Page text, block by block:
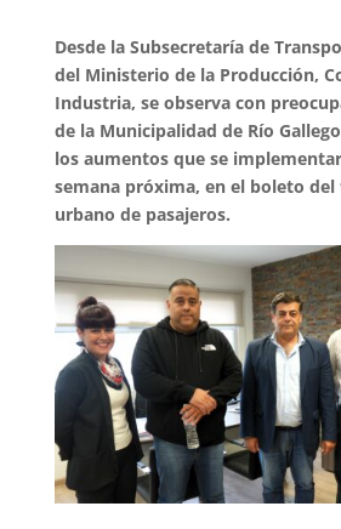
Desde la Subsecretaría de
del Ministerio de la Producción,
Industria, se observa con
de la Municipalidad de Río
los aumentos que se
semana próxima, en el boleto
urbano de pasajeros.